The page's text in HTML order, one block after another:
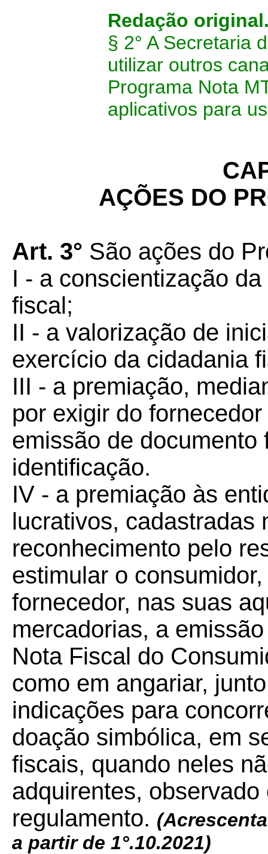
Redação
§ 2° A Secretaria
utilizar outros
Programa Nota
aplicativos para
AÇÕES DO
Art. 3° São ações do
I - a conscientização
fiscal;
II - a valorização de
exercício da cidadania
III - a premiação,
por exigir do
emissão de
identificação.
IV - a premiação às
lucrativos, cadastradas
reconhecimento pelo
estimular o
fornecedor, nas suas
mercadorias, a
Nota Fiscal do
como em angariar,
indicações para
doação simbólica, em
fiscais, quando neles
adquirentes,
regulamento.
a partir de 1°.10.2021)